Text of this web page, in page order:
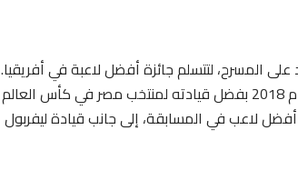
المسرح، لتتسلم جائزة أفضل لاعبة في أفريقيا.
وآختتم الحفل بآختيار اللاعب المصري محمد صلاح كأفضل لاعب أفريقي لعام 2018 بفضل قيادته لمنتخب مصر في كأس العالم
لاعب في المسابقة، إلى جانب قيادة ليفربول